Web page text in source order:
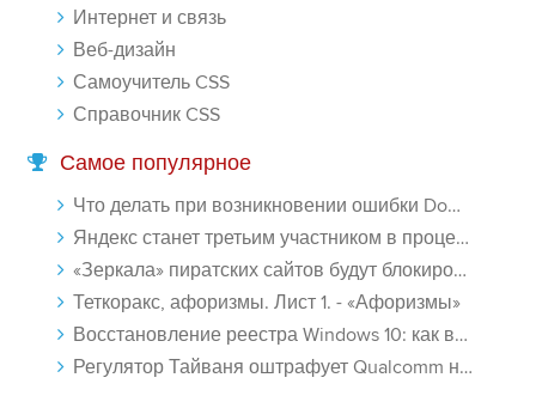
Интернет и связь
Веб-дизайн
Самоучитель CSS
Справочник CSS
Самое популярное
Что делать при возникновении ошибки Download interrupted в Chrome - «Windows»
Яндекс станет третьим участником в процессе ФАС против Google - «Интернет»
«Зеркала» пиратских сайтов будут блокироваться! - «Интернет»
Теткоракс, афоризмы. Лист 1. - «Афоризмы»
Восстановление реестра Windows 10: как восстановить реестр Виндовс 10 - «Windows»
Регулятор Тайваня оштрафует Qualcomm на $774 млн - «Новости сети»